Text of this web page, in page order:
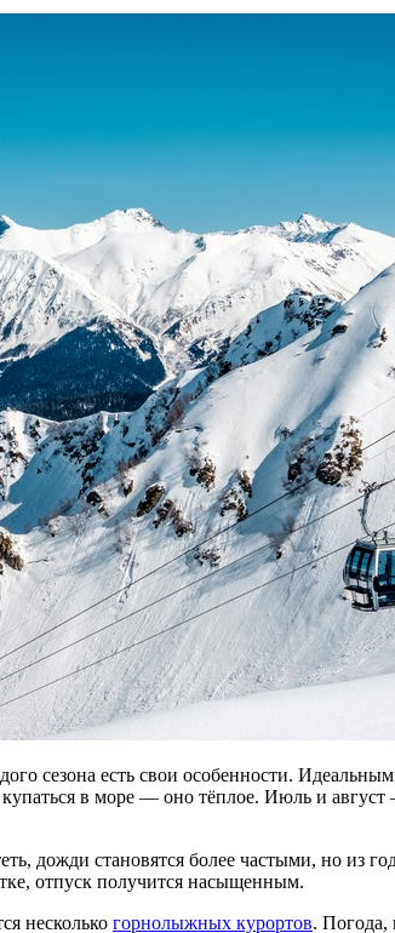
сезона есть свои особенности.
в море — оно тёплое. Июль и
дожди становятся более частыми, но из
отпуск получится насыщенным.
несколько горнолыжных курортов. Погода,